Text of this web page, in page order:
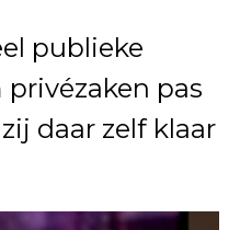
publieke
pas
daar zelf klaar